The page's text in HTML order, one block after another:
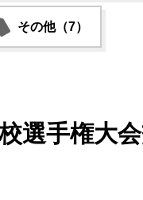
その他（7）
選手権大